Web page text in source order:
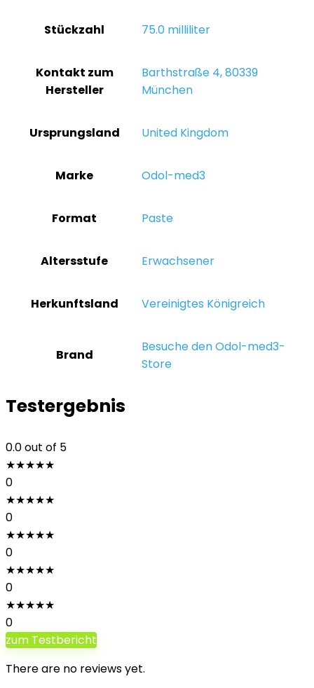
Stückzahl ‎75.0 milliliter
Kontakt zum
Hersteller
‎Barthstraße 4, 80339
München
Ursprungsland ‎United Kingdom
Marke ‎Odol-med3
Format ‎Paste
Altersstufe ‎Erwachsener
Herkunftsland ‎Vereinigtes Königreich
Brand
Besuche den Odol-med3-
Store
Testergebnis
0.0out of 5
★★★★★
0
★★★★★
0
★★★★★
0
★★★★★
0
★★★★★
0
zum Testbericht
There are no reviews yet.